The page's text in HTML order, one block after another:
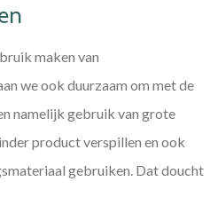
maken van
we ook duurzaam om met de
namelijk gebruik van grote
product verspillen en ook
gebruiken. Dat doucht